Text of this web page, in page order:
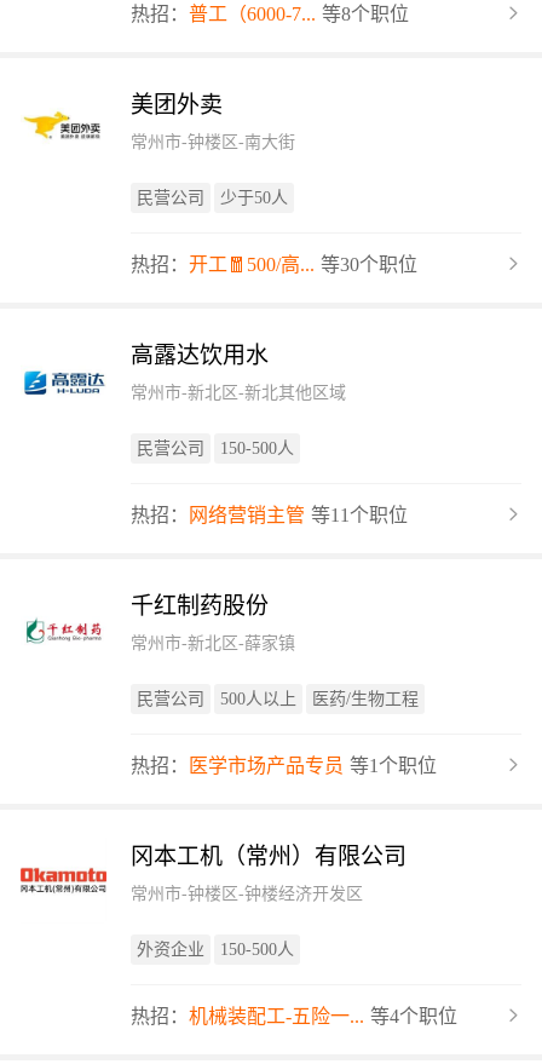
热招： 普工（6000-7... 等8个职位
美团外卖
常州市-钟楼区-南大街
民营公司 少于50人
热招： 开工🧧500/高... 等30个职位
高露达饮用水
常州市-新北区-新北其他区域
民营公司 150-500人
热招： 网络营销主管 等11个职位
千红制药股份
常州市-新北区-薛家镇
民营公司 500人以上 医药/生物工程
热招： 医学市场产品专员 等1个职位
冈本工机（常州）有限公司
常州市-钟楼区-钟楼经济开发区
外资企业 150-500人
热招： 机械装配工-五险一... 等4个职位